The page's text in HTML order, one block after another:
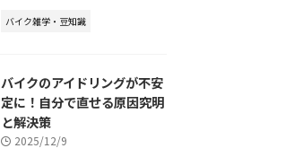
バイク雑学・豆知識
バイクのアイドリングが不安
定に！自分で直せる原因究明
と解決策
2025/12/9